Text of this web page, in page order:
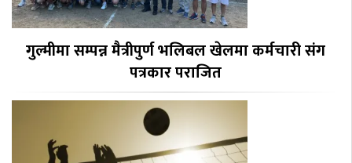
गुल्मीमा सम्पन्न मैत्रीपुर्ण भलिबल खेलमा कर्मचारी संग
पत्रकार पराजित